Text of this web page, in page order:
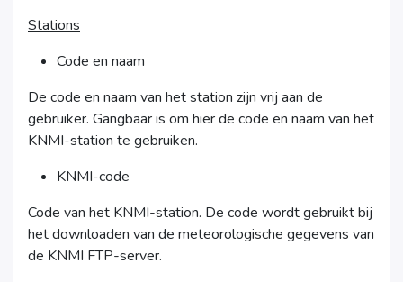
Stations
Code en naam
De code en naam van het station zijn vrij aan de
gebruiker. Gangbaar is om hier de code en naam van het
KNMI-station te gebruiken.
KNMI-code
Code van het KNMI-station. De code wordt gebruikt bij
het downloaden van de meteorologische gegevens van
de KNMI FTP-server.